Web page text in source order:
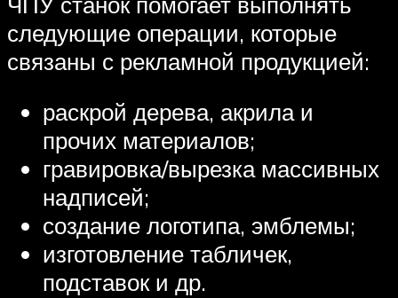
следующие операции, которые
связаны с рекламной продукцией:
раскрой дерева, акрила и
прочих материалов;
гравировка/вырезка массивных
надписей;
создание логотипа, эмблемы;
изготовление табличек,
подставок и др.